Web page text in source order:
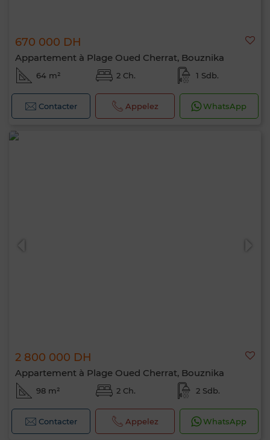
670 000 DH
Appartement à Plage Oued Cherrat, Bouznika
64 m² 2 Ch. 1 Sdb.
Contacter Appelez WhatsApp
2 800 000 DH
Appartement à Plage Oued Cherrat, Bouznika
98 m² 2 Ch. 2 Sdb.
Contacter Appelez WhatsApp